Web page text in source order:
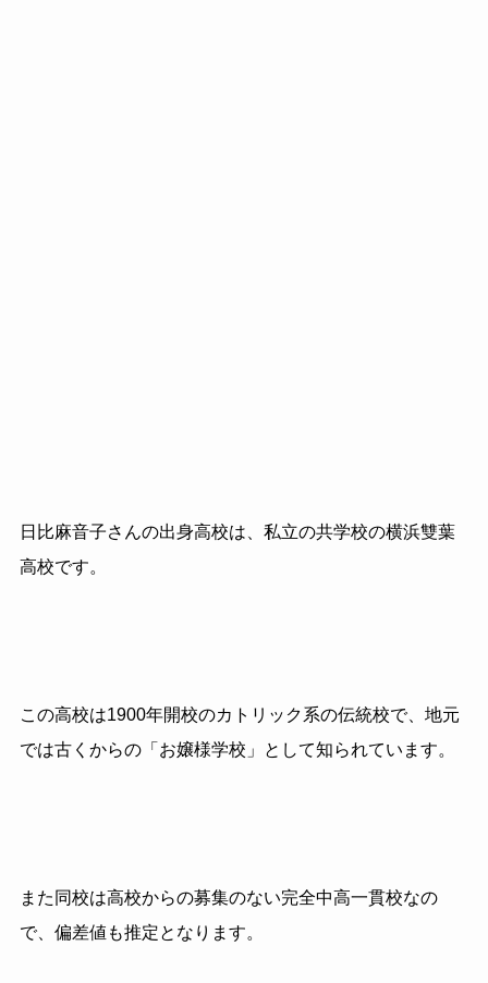
日比麻音子さんの出身高校は、私立の共学校の横浜雙葉
高校です。
この高校は1900年開校のカトリック系の伝統校で、地元
では古くからの「お嬢様学校」として知られています。
また同校は高校からの募集のない完全中高一貫校なの
で、偏差値も推定となります。